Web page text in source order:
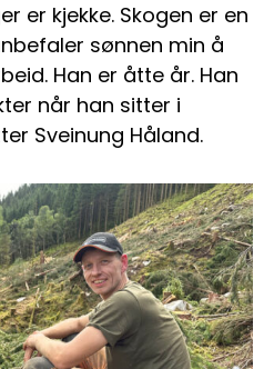
er kjekke. Skogen er en
sønnen min å
Han er åtte år. Han
når han sitter i
Sveinung Håland.